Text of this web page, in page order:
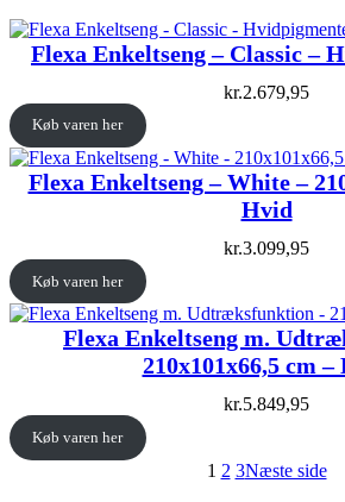
Flexa Enkeltseng – Classic –
kr.2.679,95
Køb varen her
Flexa Enkeltseng – White –
Hvid
kr.3.099,95
Køb varen her
Flexa Enkeltseng m.
210x101x66,5 cm –
kr.5.849,95
Køb varen her
1 2 3Næste side